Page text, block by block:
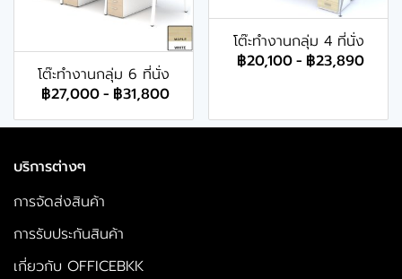
โต๊ะทำงานกลุ่ม 6 ที่นั่ง
฿27,000- ฿31,800
โต๊ะทำงานกลุ่ม 4 ที่นั่ง
฿20,100- ฿23,890
บริการต่างๆ
การจัดส่งสินค้า
การรับประกันสินค้า
เกี่ยวกับ OFFICEBKK